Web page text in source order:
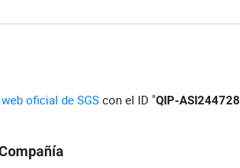
oficial de SGScon el ID "QIP-ASI244728